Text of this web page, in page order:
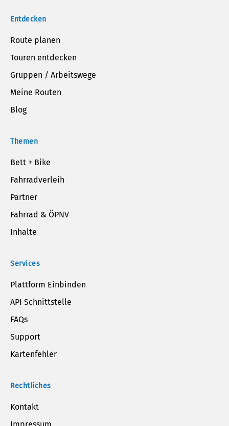
Entdecken
Route planen
Touren entdecken
Gruppen / Arbeitswege
Meine Routen
Blog
Themen
Bett + Bike
Fahrradverleih
Partner
Fahrrad & ÖPNV
Inhalte
Services
Plattform Einbinden
API Schnittstelle
FAQs
Support
Kartenfehler
Rechtliches
Kontakt